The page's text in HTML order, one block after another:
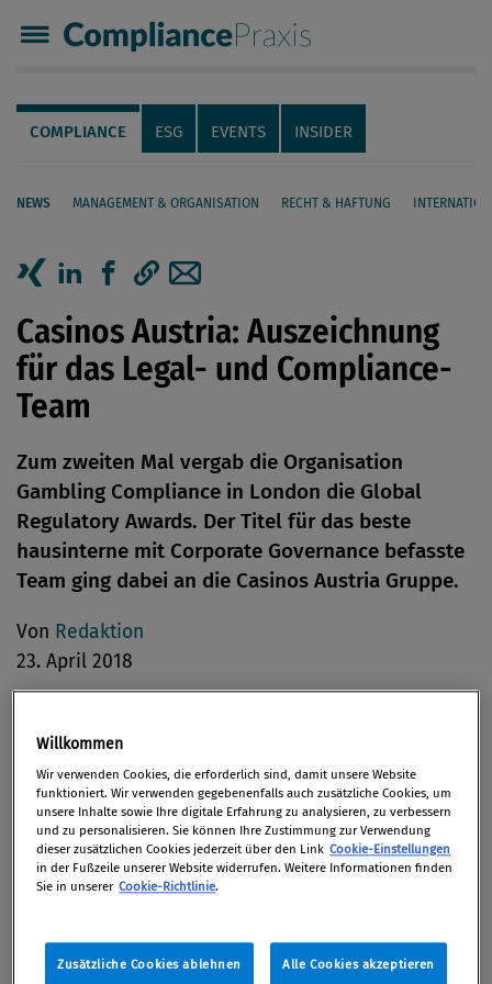
Compliance Praxis
Servicenavigation
Navigation
COMPLIANCE ESG EVENTS INSIDER
NEWS MANAGEMENT & ORGANISATION RECHT & HAFTUNG
Seiteninhalt
Artikel auf Xing teilen
Artikel auf linkedIn teilen
Artikel auf Facebook teilen
Artikellink kopieren
Artikel per Mail teilen
Casinos Austria: Auszeichnung
für das Legal- und Compliance-
Team
Zum zweiten Mal vergab die Organisation
Gambling Compliance in London die Global
Regulatory Awards. Der Titel für das beste
hausinterne mit Corporate Governance befasste
Team ging dabei an die Casinos Austria Gruppe.
Von Redaktion
23. April 2018
Gambling Compliance ist ein Think Tank mit Sitz in
London, Washington und Taipei, der sich mit
Entwicklungen in der weltweiten Glücksspielbranche
auseinandersetzt.
im Bereich Corporate Governance zu würdigen, hat
Gambling Compliance heuer zum zweiten Mal Preise
Willkommen
Wir verwenden Cookies, die erforderlich sind, damit unsere Website
funktioniert. Wir verwenden gegebenenfalls auch zusätzliche Cookies, um
unsere Inhalte sowie Ihre digitale Erfahrung zu analysieren, zu verbessern
und zu personalisieren. Sie können Ihre Zustimmung zur Verwendung
dieser zusätzlichen Cookies jederzeit über den Link Cookie-Einstellungen
in der Fußzeile unserer Website widerrufen. Weitere Informationen finden
Sie in unserer Cookie-Richtlinie.
Zusätzliche Cookies ablehnen Alle Cookies akzeptieren